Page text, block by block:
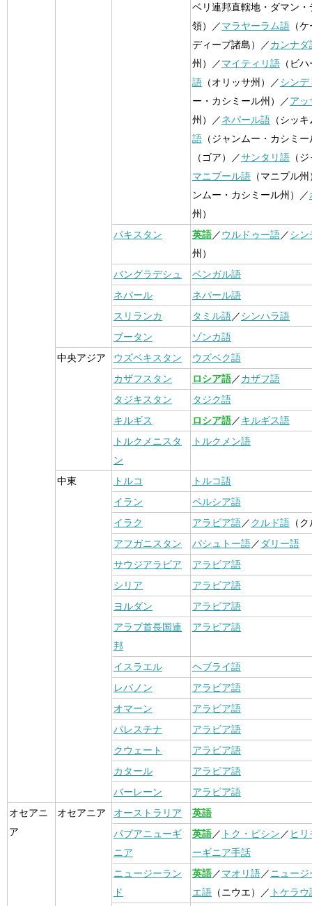
ベリ連邦直轄地・ダマン
領）／マラヤーラム語 （
ディープ諸島）／カンナダ
州）／マイティリ語 （ビ
語 （オリッサ州）／シンデ
ー・カシミール州）／アッ
州）／ネパール語 （シッ
語 （ジャンムー・カシミ
（ゴア）／サンタリ語 （
マニプール語 （マニプル
ンムー・カシミール州）／
州）
パキスタン
英語／ウルドゥー語／シン
州）
バングラデシュ
ベンガル語
ネパール
ネパール語
スリランカ
タミル語／シンハラ語
ブータン
ゾンカ語
中央アジア
ウズベキスタン
ウズベク語
カザフスタン
ロシア語／カザフ語
タジキスタン
タジク語
キルギス
ロシア語／キルギス語
トルクメニスタ
ン
トルクメン語
中東 トルコ
トルコ語
イラン
ペルシア語
イラク
アラビア語／クルド語 （
アフガニスタン
パシュトー語／ ダリー語
サウジアラビア
アラビア語
シリア
アラビア語
ヨルダン
アラビア語
アラブ首長国連
邦
アラビア語
イスラエル
ヘブライ語
レバノン
アラビア語
オマーン
アラビア語
パレスチナ
アラビア語
クウェート
アラビア語
カタール
アラビア語
バーレーン
アラビア語
オセアニ
ア
オセアニア オーストラリア
英語
パプアニューギ
ニア
英語／ トク・ピシン ／ ヒ
ーギニア手話
ニュージーラン
ド
英語／マオリ語／ニュー
エ語 （ニウエ）／ トケラウ